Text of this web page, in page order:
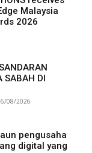
Malaysia
2026
SABAH DI
08/2026
pengusaha
digital yang